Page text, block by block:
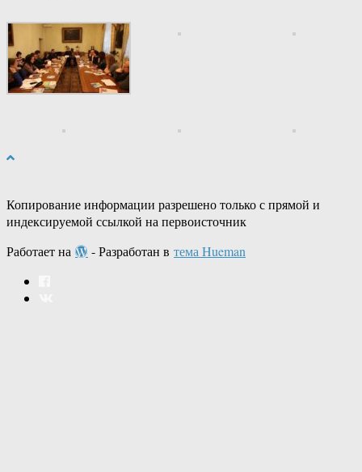
Копирование информации разрешено только с прямой и
индексируемой ссылкой на первоисточник
Работает на
- Разработан в тема Hueman